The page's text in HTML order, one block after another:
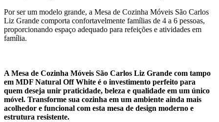
Por ser um modelo grande, a Mesa de Cozinha Móveis São Carlos
Liz Grande comporta confortavelmente famílias de 4 a 6 pessoas,
proporcionando espaço adequado para refeições e atividades em
família.
A Mesa de Cozinha Móveis São Carlos Liz Grande com tampo
em MDF Natural Off White é o investimento perfeito para
quem deseja unir praticidade, beleza e qualidade em um único
móvel. Transforme sua cozinha em um ambiente ainda mais
acolhedor e funcional com esta mesa de design moderno e
estrutura resistente.